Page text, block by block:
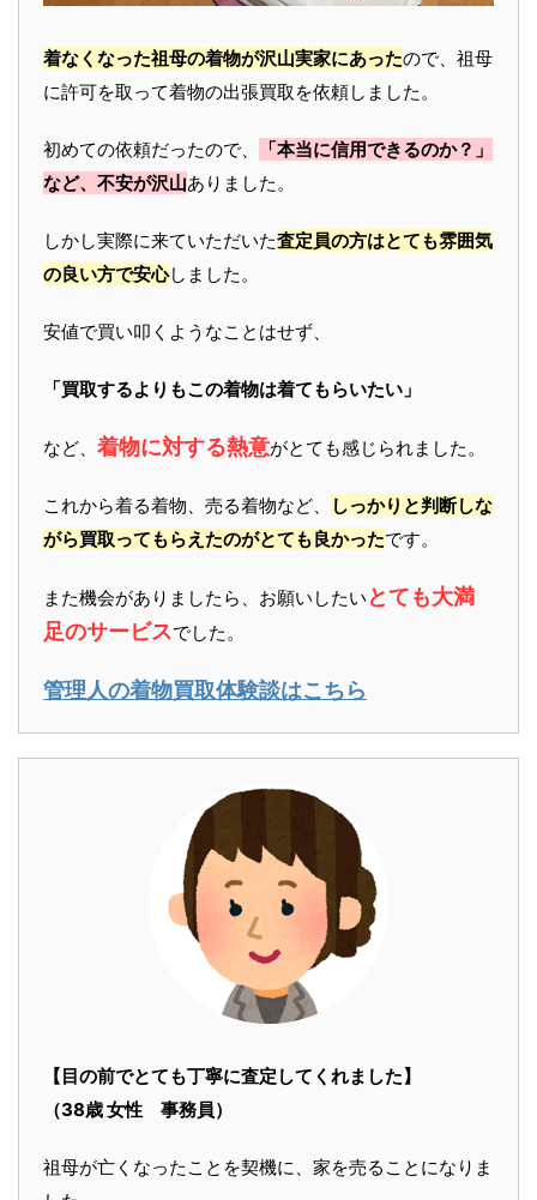
着なくなった祖母の着物が沢山実家にあったので、祖母
に許可を取って着物の出張買取を依頼しました。
初めての依頼だったので、
「本当に信用できるのか？」
など、不安が沢山ありました。
しかし実際に来ていただいた査定員の方はとても雰囲気
の良い方で安心しました。
安値で買い叩くようなことはせず、
「買取するよりもこの着物は着てもらいたい」
など、 着物に対する熱意がとても感じられました。
これから着る着物、売る着物など、
しっかりと判断しな
がら買取ってもらえたのがとても良かったです。
また機会がありましたら、お願いしたい とても大満
足のサービスでした。
管理人の着物買取体験談はこちら
【目の前でとても丁寧に査定してくれました】
（38歳 女性 事務員）
祖母が亡くなったことを契機に、家を売ることになりま